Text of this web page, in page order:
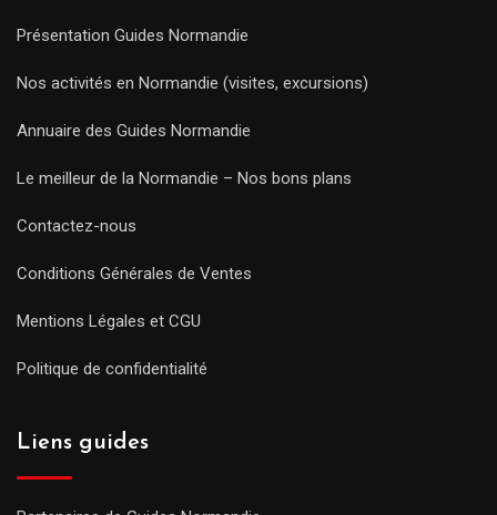
Présentation Guides Normandie
Nos activités en Normandie (visites, excursions)
Annuaire des Guides Normandie
Le meilleur de la Normandie – Nos bons plans
Contactez-nous
Conditions Générales de Ventes
Mentions Légales et CGU
Politique de confidentialité
Liens guides